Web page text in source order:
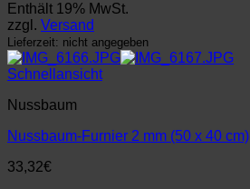
Enthält 19% MwSt.
zzgl. Versand
Lieferzeit: nicht angegeben
Schnellansicht
Nussbaum
Nussbaum-Furnier 2 mm (50 x 40 cm)
33,32€